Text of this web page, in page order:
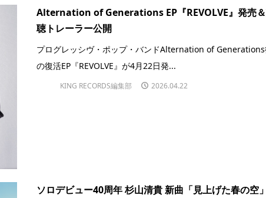
Alternation of Generations EP『REVOLVE』発売
聴トレーラー公開
プログレッシヴ・ポップ・バンドAlternation of Generations
の復活EP『REVOLVE』が4月22日発...
KING RECORDS編集部 2026.04.22
ソロデビュー40周年 杉山清貴 新曲「見上げた春の空